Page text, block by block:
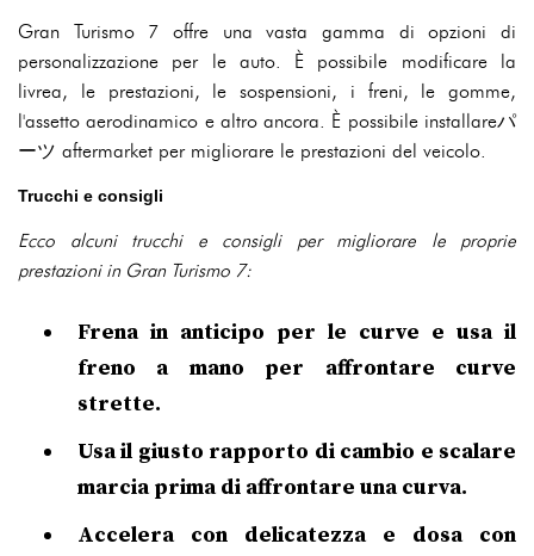
Gran Turismo 7 offre una vasta gamma di opzioni di
personalizzazione per le auto. È possibile modificare la
livrea, le prestazioni, le sospensioni, i freni, le gomme,
l'assetto aerodinamico e altro ancora. È possibile installareパ
ーツ aftermarket per migliorare le prestazioni del veicolo.
Trucchi e consigli
Ecco alcuni trucchi e consigli per migliorare le proprie
prestazioni in Gran Turismo 7:
Frena in anticipo per le curve e usa il
freno a mano per affrontare curve
strette.
Usa il giusto rapporto di cambio e scalare
marcia prima di affrontare una curva.
Accelera con delicatezza e dosa con